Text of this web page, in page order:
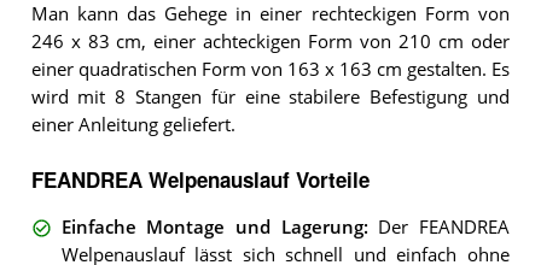
Man kann das Gehege in einer rechteckigen Form von
246 x 83 cm, einer achteckigen Form von 210 cm oder
einer quadratischen Form von 163 x 163 cm gestalten. Es
wird mit 8 Stangen für eine stabilere Befestigung und
einer Anleitung geliefert.
FEANDREA Welpenauslauf Vorteile
Einfache Montage und Lagerung: Der FEANDREA
Welpenauslauf lässt sich schnell und einfach ohne